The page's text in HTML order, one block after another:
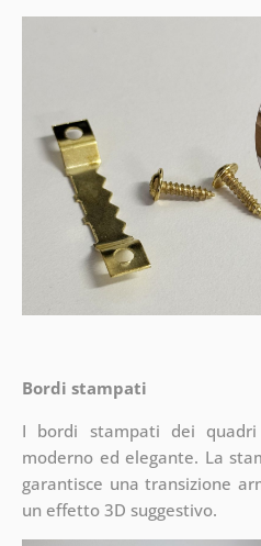
Bordi stampati
I bordi stampati dei quadri
moderno ed elegante. La
garantisce una transizione
un effetto 3D suggestivo.